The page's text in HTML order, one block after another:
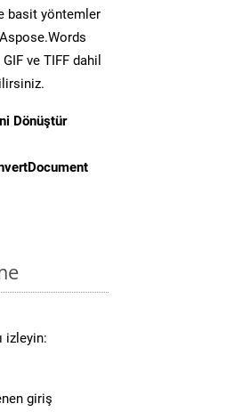
basit yöntemler
Aspose.Words
ve TIFF dahil
Dönüştür
izleyin:
giriş